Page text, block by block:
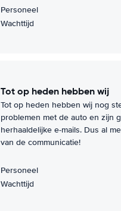
Personeel
Wachttijd
Tot op heden hebben wij
Tot op heden hebben wij nog
problemen met de auto en zijn
herhaaldelijke e-mails. Dus al
van de communicatie!
Personeel
Wachttijd